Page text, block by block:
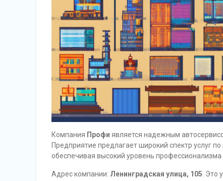
Компания Профи является надежным
Предприятие предлагает широкий спектр услуг
обеспечивая высокий уровень
Адрес компании: Ленинградская улица, 105. Это